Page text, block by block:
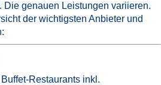
Die genauen Leistungen variieren.
der wichtigsten Anbieter und
Restaurants inkl.